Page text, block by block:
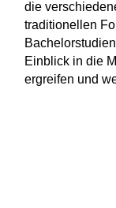
die
traditionellen
Einblick in die
ergreifen und